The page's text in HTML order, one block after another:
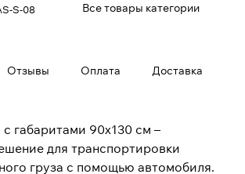
S-08
Все товары категории
Отзывы Оплата Доставка
с габаритами 90х130 см –
для транспортировки
груза с помощью автомобиля.